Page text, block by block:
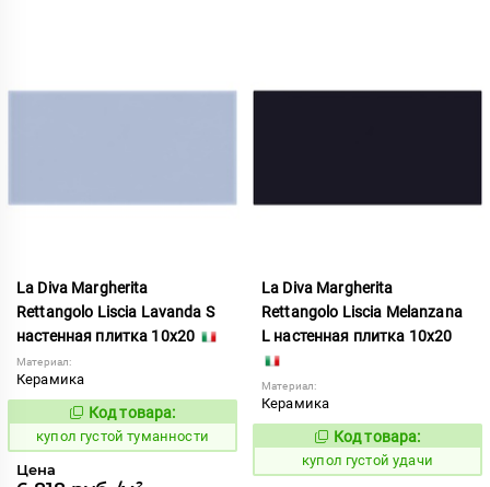
La Diva Margherita
Rettangolo Liscia Lavanda S
настенная плитка 10x20
Материал:
Керамика
846734
Код товара:
купол густой туманности
Цена
La Diva Margherita
Rettangolo Liscia Melanzana
L настенная плитка 10x20
Материал:
Керамика
846735
Код товара:
купол густой удачи